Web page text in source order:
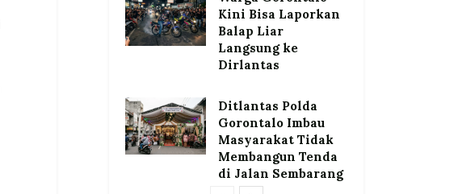
Kini Bisa Laporkan
Balap Liar
Langsung ke
Dirlantas
Ditlantas Polda
Gorontalo Imbau
Masyarakat Tidak
Membangun Tenda
di Jalan Sembarang